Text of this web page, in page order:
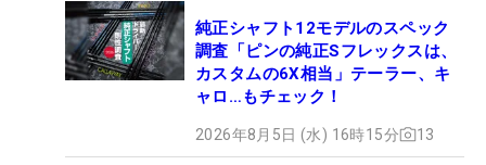
純正シャフト12モデルのスペック
調査「ピンの純正Sフレックスは、
カスタムの6X相当」テーラー、キ
ャロ…もチェック！
2026年8月5日 (水) 16時15分 13